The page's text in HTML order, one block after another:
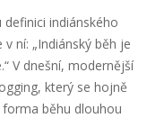
indiánského
ní: „Indiánský běh je
V dnešní, modernější
který se hojně
běhu dlouhou